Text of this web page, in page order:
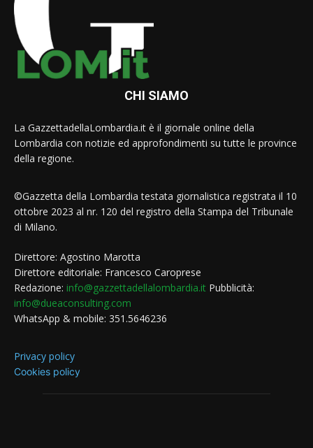
CHI SIAMO
La GazzettadellaLombardia.it è il giornale online della
Lombardia con notizie ed approfondimenti su tutte le province
della regione.
©Gazzetta della Lombardia testata giornalistica registrata il 10
ottobre 2023 al nr. 120 del registro della Stampa del Tribunale
di Milano.
Direttore: Agostino Marotta
Direttore editoriale: Francesco Caroprese
Redazione: info@gazzettadellalombardia.it Pubblicità:
info@dueaconsulting.com
WhatsApp & mobile: 351.5646236
Privacy policy
Cookies policy